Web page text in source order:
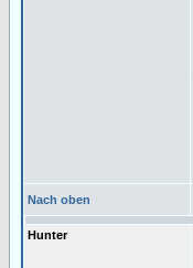
Nach oben
Hunter